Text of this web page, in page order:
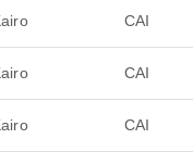
CAI
CAI
CAI